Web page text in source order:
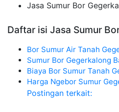
Jasa Sumur Bor
Daftar isi Jasa Sumur
Bor Sumur Air Tanah
Sumur Bor Gegerkalong
Biaya Bor Sumur Tanah
Harga Ngebor Sumur
Postingan terkait: